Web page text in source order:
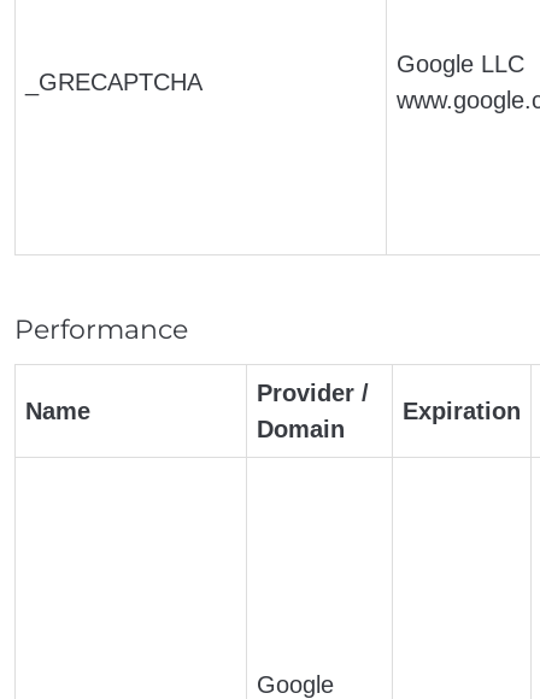
_GRECAPTCHA
Google LLC
Performance
Name
Provider /
Domain
Expiration
Google